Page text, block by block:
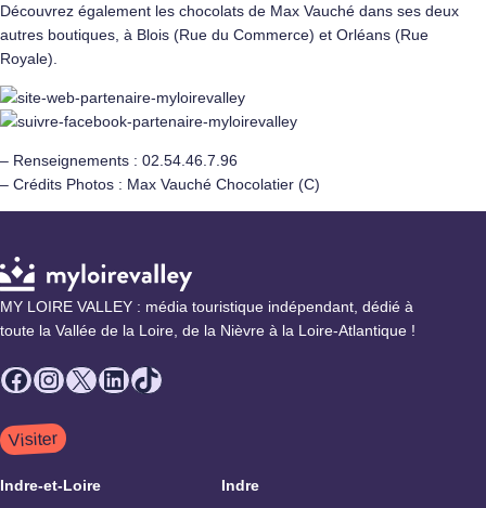
Découvrez également les chocolats de Max Vauché dans ses deux
autres boutiques, à Blois (Rue du Commerce) et Orléans (Rue
Royale).
– Renseignements : 02.54.46.7.96
– Crédits Photos : Max Vauché Chocolatier (C)
MY LOIRE VALLEY : média touristique indépendant, dédié à
toute la Vallée de la Loire, de la Nièvre à la Loire-Atlantique !
Facebook
Instagram
X LinkedIn
TikTok
Visiter
Indre-et-Loire
Indre